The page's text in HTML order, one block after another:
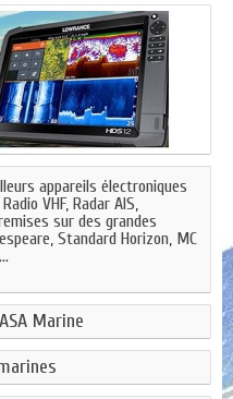
appareils électroniques
VHF, Radar AIS,
sur des grandes
Standard Horizon, MC
Marine